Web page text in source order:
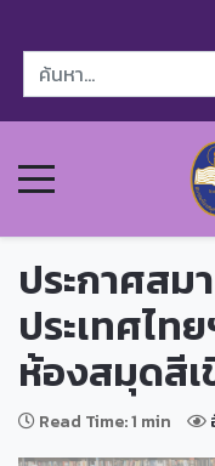
ประกาศส
ประเทศไท
ห้องสมุดสีเ
Read Time: 1 min